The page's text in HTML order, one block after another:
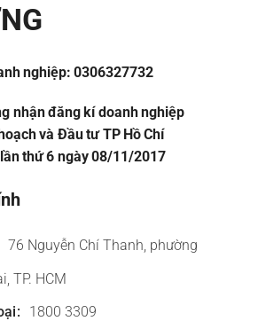
nghiệp: 0306327732
nhận đăng kí doanh nghiệp
và Đầu tư TP Hồ Chí
thứ 6 ngày 08/11/2017
76 Nguyễn Chí Thanh, phường
TP. HCM
1800 3309